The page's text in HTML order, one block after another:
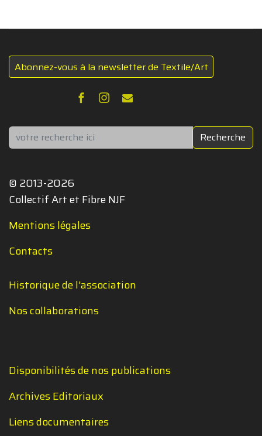
Abonnez-vous à la newsletter de Textile/Art
Rechercher Recherche
© 2013-2026
Collectif Art et Fibre NJF
Mentions légales
Contacts
Historique de l'association
Nos collaborations
Disponibilités de nos publications
Archives Editoriaux
Liens documentaires